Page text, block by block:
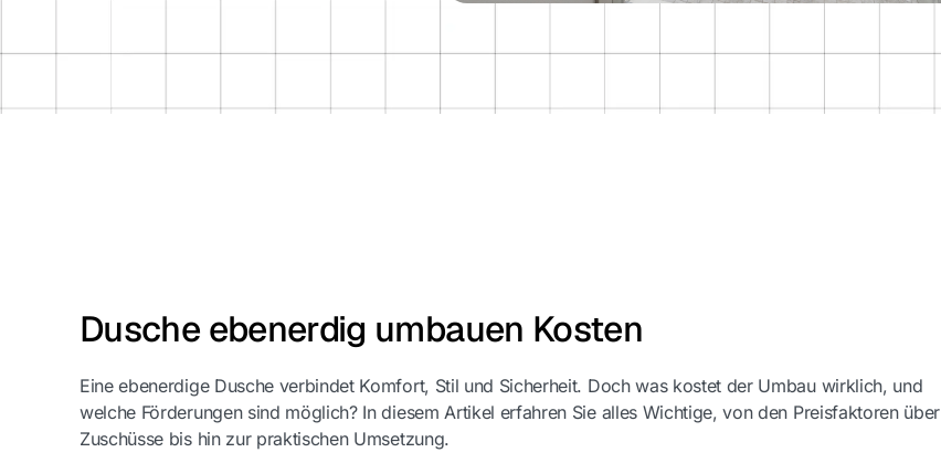
Dusche ebenerdig umbauen Kosten
Eine ebenerdige Dusche verbindet Komfort, Stil und Sicherheit. Doch was kostet der Umbau wirklich, und
welche Förderungen sind möglich? In diesem Artikel erfahren Sie alles Wichtige, von den Preisfaktoren über
Zuschüsse bis hin zur praktischen Umsetzung.